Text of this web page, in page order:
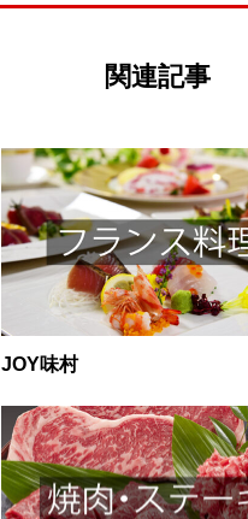
関連記事
JOY味村